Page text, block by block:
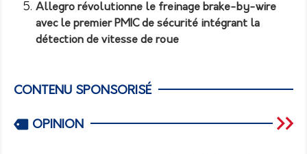
Allegro révolutionne le freinage brake-by-wire
avec le premier PMIC de sécurité intégrant la
détection de vitesse de roue
CONTENU SPONSORISÉ
OPINION